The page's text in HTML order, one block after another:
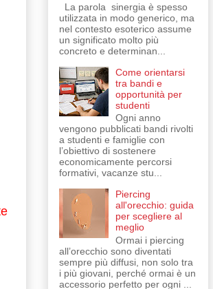
La parola sinergia è spesso
utilizzata in modo generico, ma
nel contesto esoterico assume
un significato molto più
concreto e determinan...
Come orientarsi
tra bandi e
opportunità per
studenti
Ogni anno
vengono pubblicati bandi rivolti
a studenti e famiglie con
l’obiettivo di sostenere
economicamente percorsi
formativi, vacanze stu...
Piercing
all'orecchio: guida
per scegliere al
meglio
Ormai i piercing
all’orecchio sono diventati
sempre più diffusi, non solo tra
i più giovani, perché ormai è un
accessorio perfetto per ogni ...